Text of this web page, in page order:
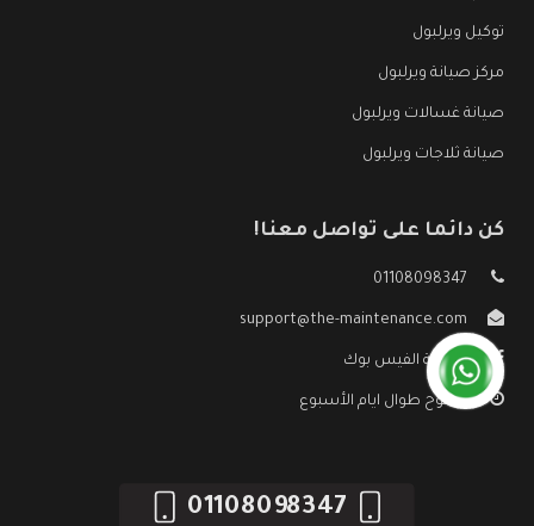
توكيل ويرلبول
مركز صيانة ويرلبول
صيانة غسالات ويرلبول
صيانة ثلاجات ويرلبول
كن دائما على تواصل معنا!
01108098347
support@the-maintenance.com
صفحة الفيس بوك
مفتوح طوال ايام الأسبوع
01108098347